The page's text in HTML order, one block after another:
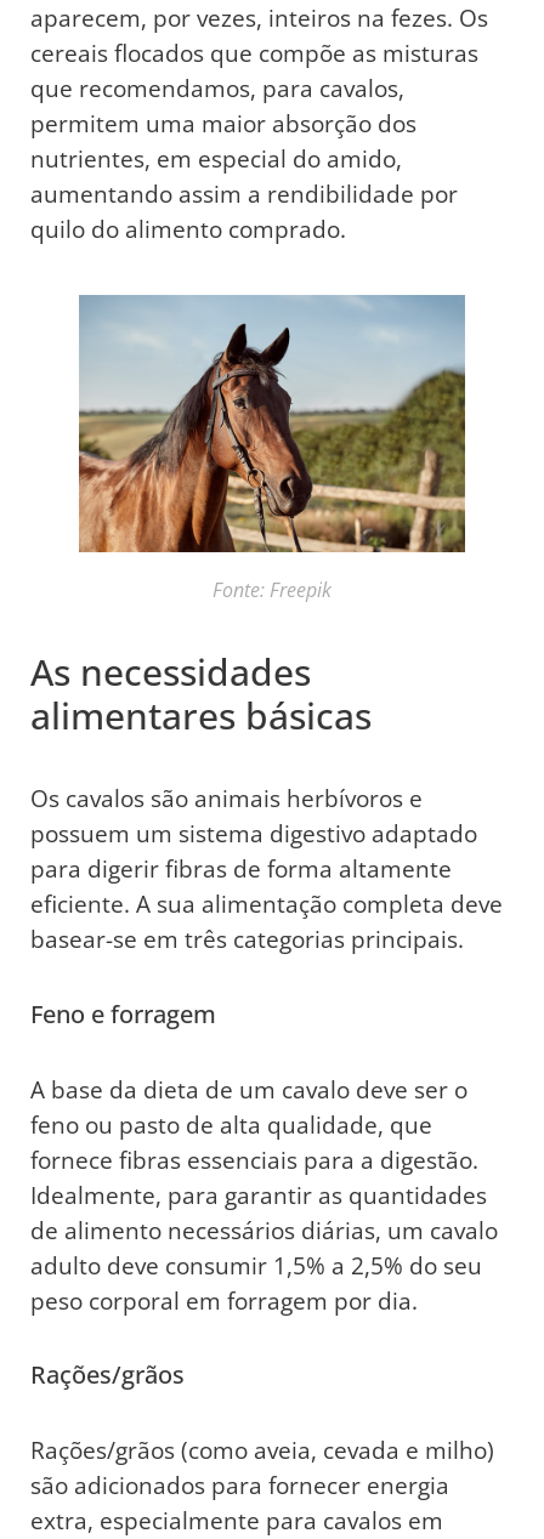
aparecem, por vezes, inteiros na fezes. Os
cereais flocados que compõe as misturas
que recomendamos, para cavalos,
permitem uma maior absorção dos
nutrientes, em especial do amido,
aumentando assim a rendibilidade por
quilo do alimento comprado.
Fonte: Freepik
As necessidades
alimentares básicas
Os cavalos são animais herbívoros e
possuem um sistema digestivo adaptado
para digerir fibras de forma altamente
eficiente. A sua alimentação completa deve
basear-se em três categorias principais.
Feno e forragem
A base da dieta de um cavalo deve ser o
feno ou pasto de alta qualidade, que
fornece fibras essenciais para a digestão.
Idealmente, para garantir as quantidades
de alimento necessários diárias, um cavalo
adulto deve consumir 1,5% a 2,5% do seu
peso corporal em forragem por dia.
Rações/grãos
Rações/grãos (como aveia, cevada e milho)
são adicionados para fornecer energia
extra, especialmente para cavalos em